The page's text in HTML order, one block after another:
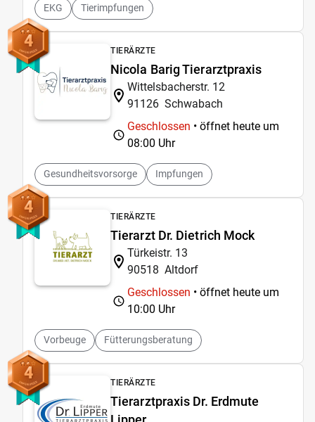
EKG Tierimpfungen
4 TIERÄRZTE
Nicola Barig Tierarztpraxis
Wittelsbacherstr. 12
91126 Schwabach
Geschlossen • öffnet heute um
08:00 Uhr
Gesundheitsvorsorge Impfungen
4 TIERÄRZTE
Tierarzt Dr. Dietrich Mock
Türkeistr. 13
90518 Altdorf
Geschlossen • öffnet heute um
10:00 Uhr
Vorbeuge Fütterungsberatung
4 TIERÄRZTE
Tierarztpraxis Dr. Erdmute